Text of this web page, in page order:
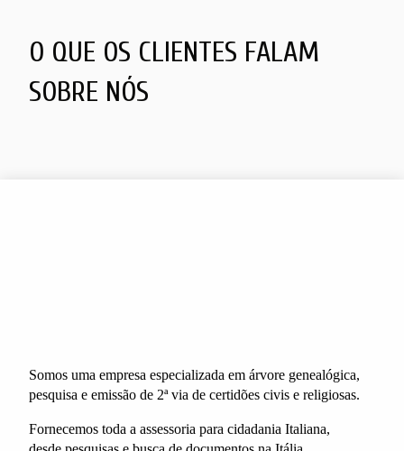
O QUE OS CLIENTES FALAM
SOBRE NÓS
Somos uma empresa especializada em árvore genealógica,
pesquisa e emissão de 2ª via de certidões civis e religiosas.
Fornecemos toda a assessoria para cidadania Italiana,